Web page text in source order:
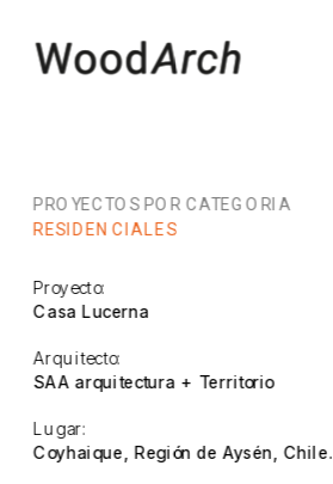
PROYECTOS POR CATEGORIA
RESIDENCIALES
Proyecto:
Casa Lucerna
Arquitecto:
SAA arquitectura + Territorio
Lugar:
Coyhaique, Región de Aysén, Chile.